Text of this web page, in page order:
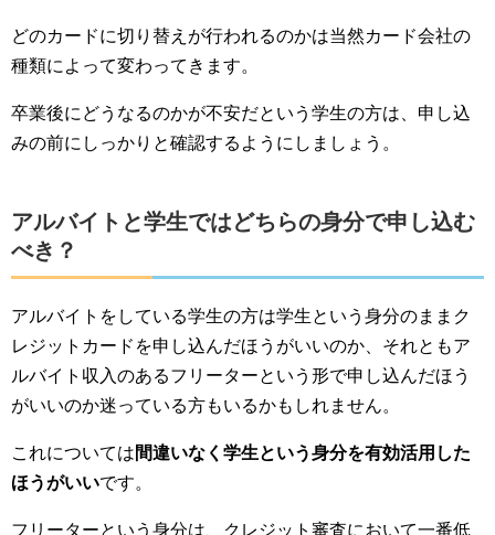
どのカードに切り替えが行われるのかは当然カード会社の
種類によって変わってきます。
卒業後にどうなるのかが不安だという学生の方は、申し込
みの前にしっかりと確認するようにしましょう。
アルバイトと学生ではどちらの身分で申し込む
べき？
アルバイトをしている学生の方は学生という身分のままク
レジットカードを申し込んだほうがいいのか、それともア
ルバイト収入のあるフリーターという形で申し込んだほう
がいいのか迷っている方もいるかもしれません。
これについては間違いなく学生という身分を有効活用した
ほうがいいです。
フリーターという身分は、クレジット審査において一番低